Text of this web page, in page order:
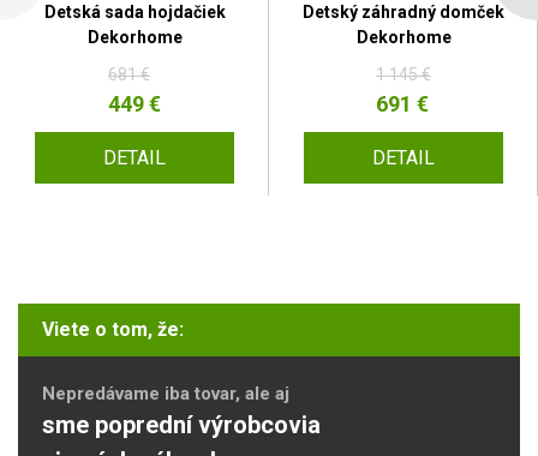
Detská sada hojdačiek
Dekorhome
681 €
449 €
DETAIL
Detský záhradný domček
Dekorhome
1 145 €
691 €
DETAIL
Viete o tom, že:
Nepredávame iba tovar, ale aj
sme poprední výrobcovia